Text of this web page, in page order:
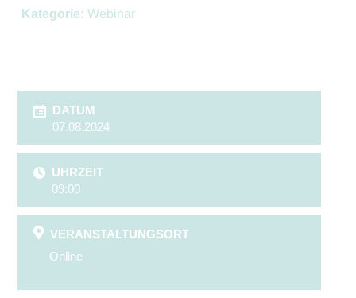
Kategorie: Webinar
DATUM
07.08.2024
UHRZEIT
09:00
VERANSTALTUNGSORT
Online